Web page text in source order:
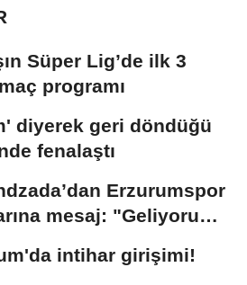
Süper Lig’de ilk 3
programı
diyerek geri döndüğü
fenalaştı
Erzurumspor
mesaj: "Geliyorum
intihar girişimi!